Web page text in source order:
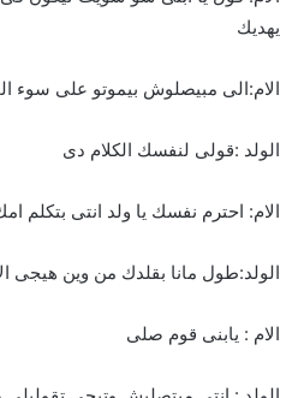
يهديك
الام:الى مبيصلوش بيموتو على سوء
الولد :قولى لنفسك الكلام دى
الام: احترم نفسك يا ولد انتى بتكلم
الولد:طول مانا بقلدك من وين هيجى
الام : يابنى قوم صلى